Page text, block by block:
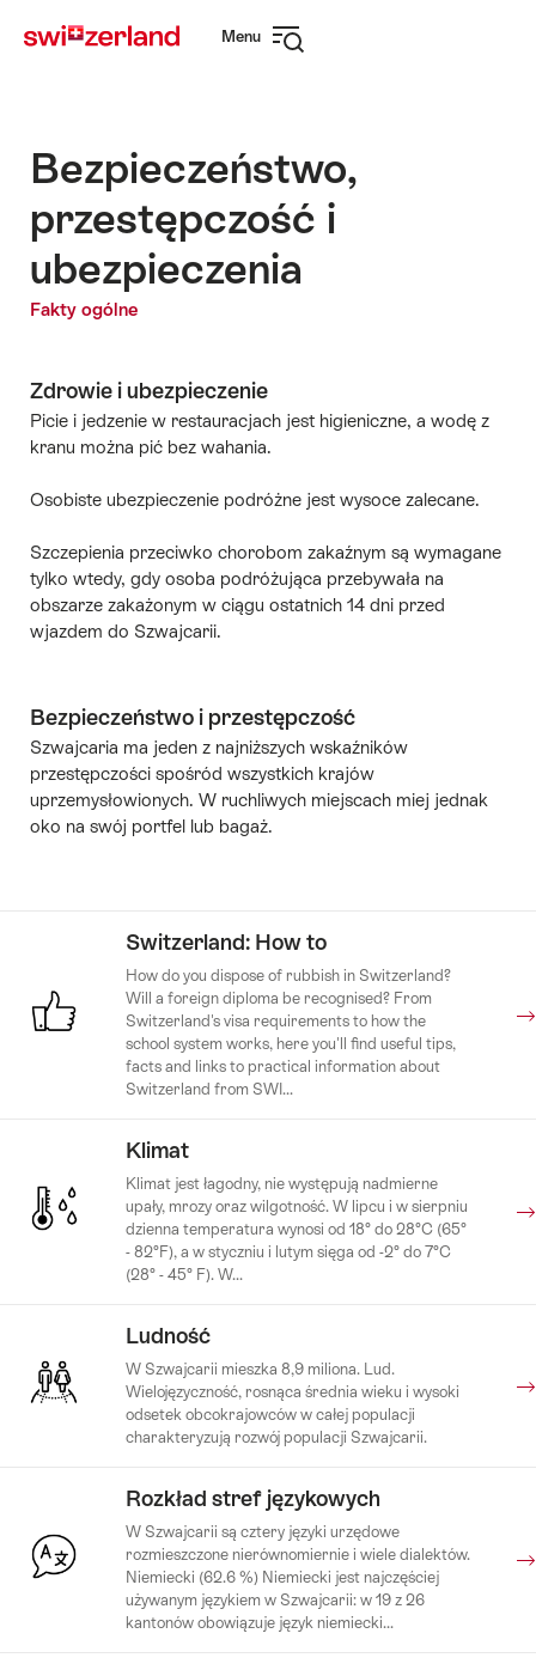
navigation
Menu
Bezpieczeństwo,
przestępczość i
ubezpieczenia
Fakty ogólne
Zdrowie i ubezpieczenie
Picie i jedzenie w restauracjach jest higieniczne, a wodę z
kranu można pić bez wahania.
Osobiste ubezpieczenie podróżne jest wysoce zalecane.
Szczepienia przeciwko chorobom zakaźnym są wymagane
tylko wtedy, gdy osoba podróżująca przebywała na
obszarze zakażonym w ciągu ostatnich 14 dni przed
wjazdem do Szwajcarii.
Bezpieczeństwo i przestępczość
Szwajcaria ma jeden z najniższych wskaźników
przestępczości spośród wszystkich krajów
uprzemysłowionych. W ruchliwych miejscach miej jednak
oko na swój portfel lub bagaż.
Switzerland: How to
How do you dispose of rubbish in Switzerland?
Will a foreign diploma be recognised? From
Switzerland's visa requirements to how the
school system works, here you'll find useful tips,
facts and links to practical information about
Switzerland from SWI...
Klimat
Klimat jest łagodny, nie występują nadmierne
upały, mrozy oraz wilgotność. W lipcu i w sierpniu
dzienna temperatura wynosi od 18° do 28°C (65°
- 82°F), a w styczniu i lutym sięga od -2° do 7°C
(28° - 45° F). W...
Ludność
W Szwajcarii mieszka 8,9 miliona. Lud.
Wielojęzyczność, rosnąca średnia wieku i wysoki
odsetek obcokrajowców w całej populacji
charakteryzują rozwój populacji Szwajcarii.
Rozkład stref językowych
W Szwajcarii są cztery języki urzędowe
rozmieszczone nierównomiernie i wiele dialektów.
Niemiecki (62.6 %) Niemiecki jest najczęściej
używanym językiem w Szwajcarii: w 19 z 26
kantonów obowiązuje język niemiecki...